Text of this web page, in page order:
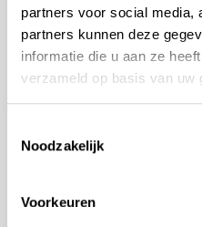
partners voor social media,
partners kunnen deze
informatie die u aan ze
verzameld op basis van uw
Noodzakelijk
Voorkeuren
automatische updates.
als wij een
Aanmelden
E-mail*